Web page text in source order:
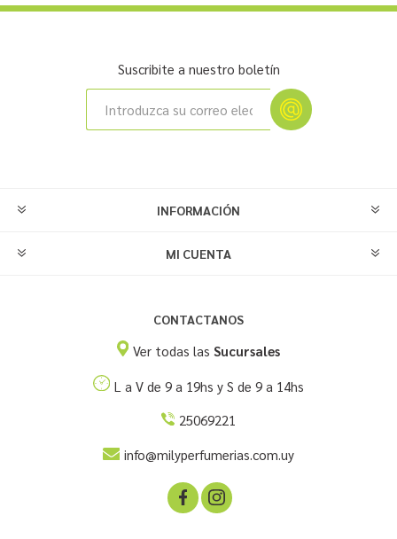
Suscribite a nuestro boletín
INFORMACIÓN
MI CUENTA
CONTACTANOS
Ver todas las Sucursales
L a V de 9 a 19hs y S de 9 a 14hs
25069221
info@milyperfumerias.com.uy